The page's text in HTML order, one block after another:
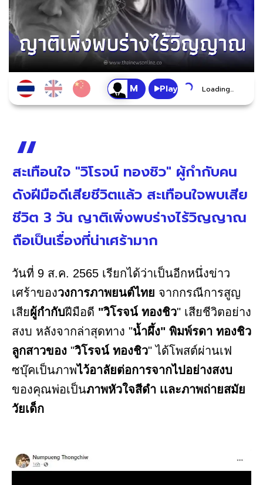
Play Loading...
สะเทือนใจ "วิโรจน์ ทองชิว" ผู้กำกับคน
ดังฝีมือดีเสียชีวิตแล้ว สะเทือนใจพบเสีย
ชีวิต 3 วัน ญาติเพิ่งพบร่างไร้วิญญาณ
ถือเป็นเรื่องที่น่าเศร้ามาก
วันที่ 9 ส.ค. 2565 เรียกได้ว่าเป็นอีกหนึ่งข่าว
เศร้าของวงการภาพยนต์ไทย จากกรณีการสูญ
เสียผู้กำกับฝีมือดี "วิโรจน์ ทองชิว" เสียชีวิตอย่าง
สงบ หลังจากล่าสุดทาง "น้ำผึ้ง" พิมพ์รดา ทองชิว
ลูกสาวของ "วิโรจน์ ทองชิว" ได้โพสต์ผ่านเฟ
ซบุ๊คเป็นภาพไว้อาลัยต่อการจากไปอย่างสงบ
ของคุณพ่อเป็นภาพหัวใจสีดำ เเละภาพถ่ายสมัย
วัยเด็ก